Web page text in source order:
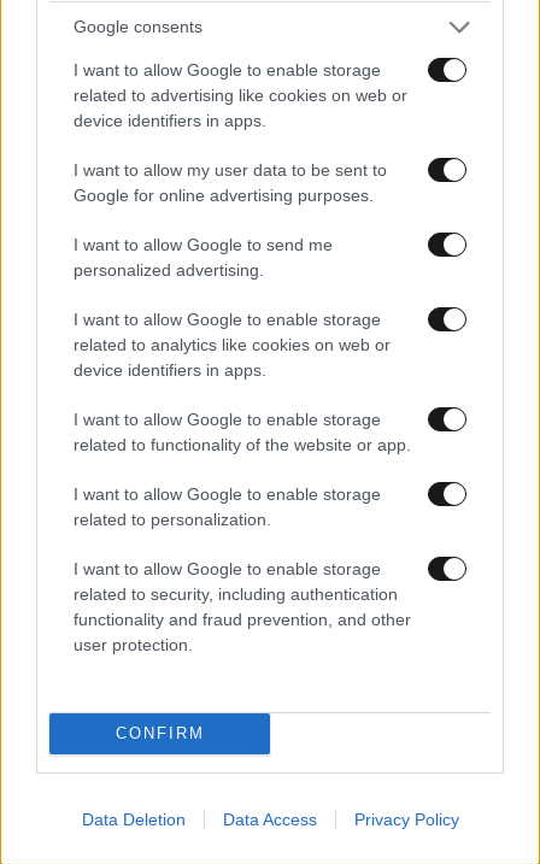
Google consents
I want to allow Google to enable storage
related to advertising like cookies on web or
device identifiers in apps.
I want to allow my user data to be sent to
Google for online advertising purposes.
I want to allow Google to send me
personalized advertising.
I want to allow Google to enable storage
related to analytics like cookies on web or
device identifiers in apps.
I want to allow Google to enable storage
related to functionality of the website or app.
I want to allow Google to enable storage
related to personalization.
I want to allow Google to enable storage
related to security, including authentication
functionality and fraud prevention, and other
user protection.
CONFIRM
Data Deletion Data Access Privacy Policy
ΚΟΣΜΟΣ 2 ω. πριν
Η αυτοκρατορία του «Έντικ» και ο «μεγάλος»
που φέρεται να βρίσκεται πίσω του – Τι ορίζει ο
όρος Greek Mafia
ΕΛΛΑΔΑ1 ω. πριν
Ο κρίσιμος ελιγμός του οδηγού – Παρεμένουν